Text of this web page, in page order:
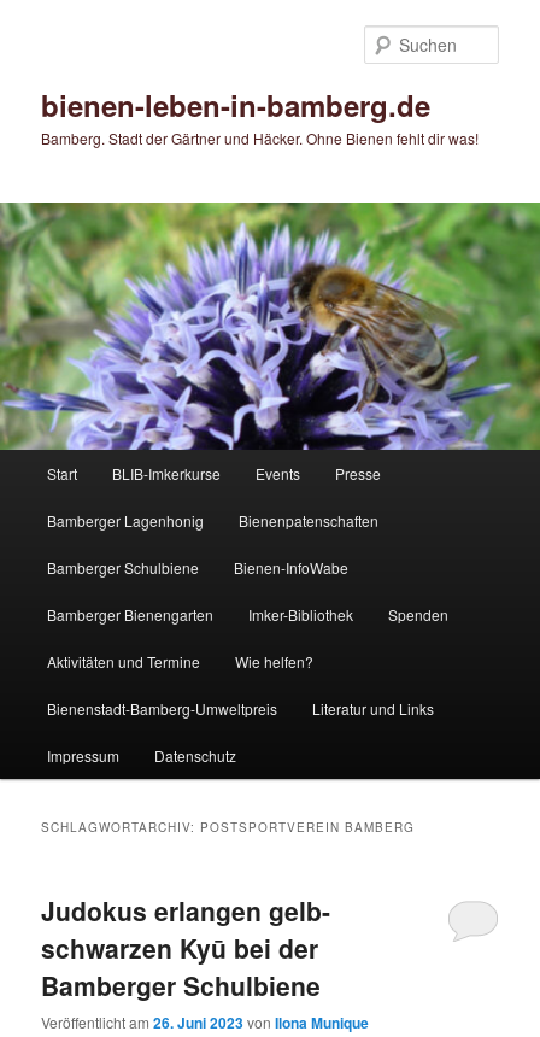
bienen-leben-in-bamberg.de
Bamberg. Stadt der Gärtner und Häcker. Ohne Bienen fehlt dir was!
Start BLIB-Imkerkurse Events Presse
Bamberger Lagenhonig Bienenpatenschaften
Bamberger Schulbiene Bienen-InfoWabe
Bamberger Bienengarten Imker-Bibliothek Spenden
Aktivitäten und Termine Wie helfen?
Bienenstadt-Bamberg-Umweltpreis Literatur und Links
Impressum Datenschutz
SCHLAGWORTARCHIV: POSTSPORTVEREIN BAMBERG
Judokus erlangen gelb-
schwarzen Kyū bei der
Bamberger Schulbiene
Veröffentlicht am26. Juni 2023vonIlona Munique